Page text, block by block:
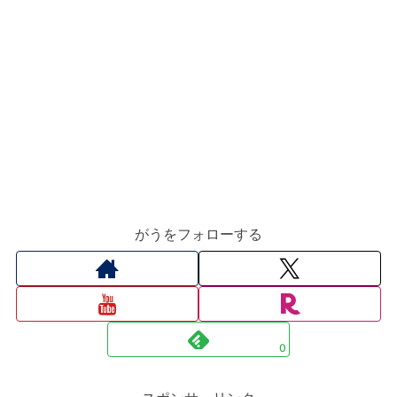
がうをフォローする
0